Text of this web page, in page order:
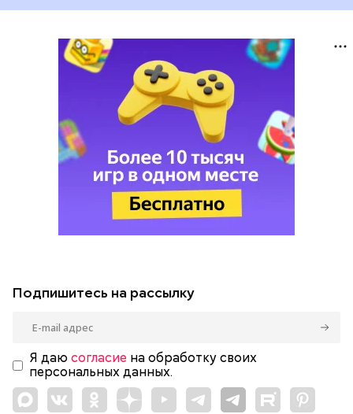
Подпишитесь на рассылку
Я даю согласие на обработку своих
персональных данных.